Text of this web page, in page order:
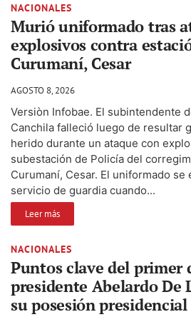
NACIONALES
Murió uniformado tras
explosivos contra
Curumaní, Cesar
AGOSTO 8, 2026
Versiòn Infobae. El subintendente
Canchila falleció luego de resultar
herido durante un ataque con
subestación de Policía del
Curumaní, Cesar. El uniformado
servicio de guardia cuando...
Leer más
NACIONALES
Puntos clave del primer
presidente Abelardo De
su posesión presidencial